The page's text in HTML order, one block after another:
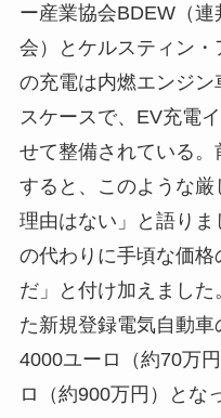
ー産業協会BDEW（
会）とケルスティン
の充電は内燃エンジ
スケースで、EV充電
せて整備されている
すると、このような
理由はない」と語り
の代わりに手頃な価格
だ」と付け加えまし
た新規登録電気自動
4000ユーロ（約70万
ロ（約900万円）とな